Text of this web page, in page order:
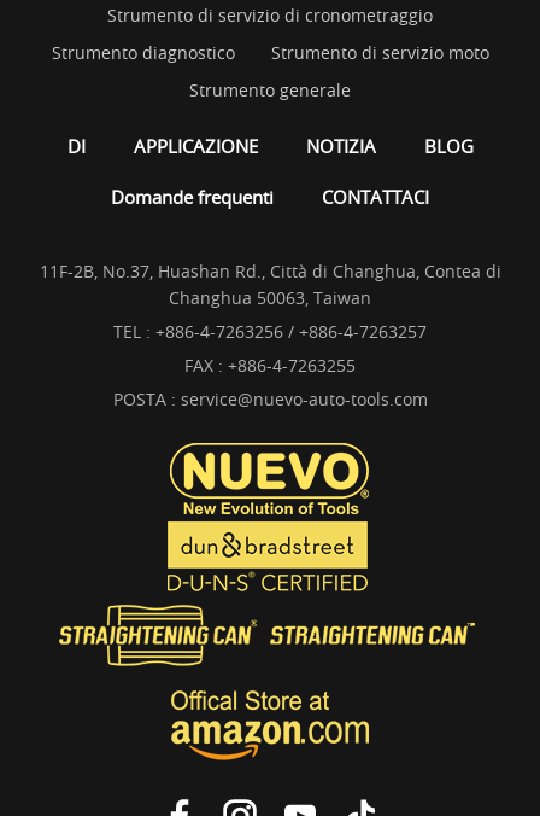
Strumento di servizio di cronometraggio
Strumento diagnostico
Strumento di servizio moto
Strumento generale
DI APPLICAZIONE NOTIZIA BLOG
Domande frequenti CONTATTACI
11F-2B, No.37, Huashan Rd., Città di Changhua, Contea di
Changhua 50063, Taiwan
TEL : +886-4-7263256 / +886-4-7263257
FAX : +886-4-7263255
POSTA : service@nuevo-auto-tools.com